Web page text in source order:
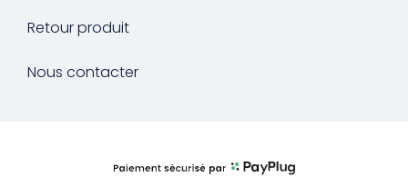
Retour produit
Nous contacter